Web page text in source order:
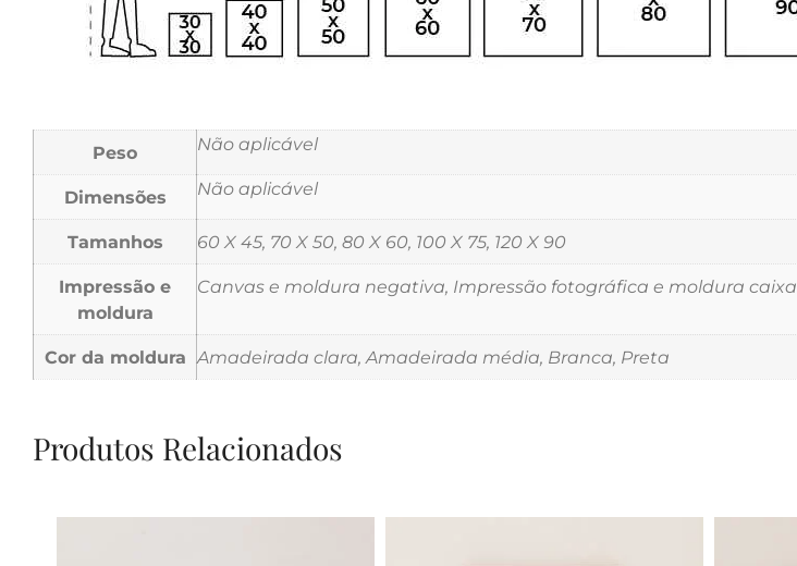
Peso Não aplicável
Dimensões Não aplicável
Tamanhos 60 X 45, 70 X 50, 80 X 60, 100 X 75, 120 X 90
Impressão e
moldura
Canvas e moldura negativa, Impressão fotográfica e moldura caixa
Cor da moldura Amadeirada clara, Amadeirada média, Branca, Preta
Produtos Relacionados